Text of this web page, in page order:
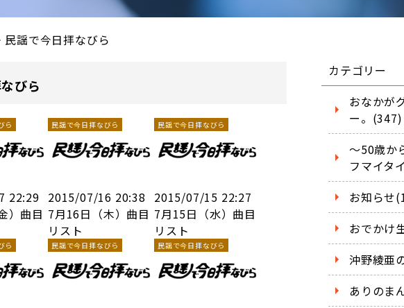
民謡で今日拝なびら
びら
ら
22:29
）曲目
民謡で今日拝なびら
2015/07/16 20:38
7月16日（木）曲目
リスト
民謡で今日拝なびら
2015/07/15 22:27
7月15日（水）曲目
リスト
ら 民謡で今日拝なびら 民謡で今日拝なびら
カテゴリー
おなかが
ー。(347)
～50歳か
フマイタ
お知らせ
おでかけ
沖野綾亜
ありのま